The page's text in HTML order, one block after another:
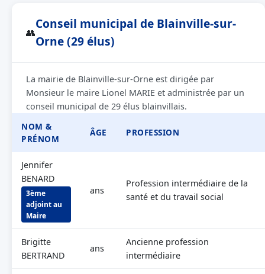
👥
Conseil municipal de Blainville-sur-
Orne (29 élus)
La mairie de Blainville-sur-Orne est dirigée par
Monsieur le maire Lionel MARIE et administrée par un
conseil municipal de 29 élus blainvillais.
NOM &
PRÉNOM
ÂGE PROFESSION
Jennifer
BENARD
3ème
adjoint au
Maire
ans
Profession intermédiaire de la
santé et du travail social
Brigitte
BERTRAND
ans
Ancienne profession
intermédiaire